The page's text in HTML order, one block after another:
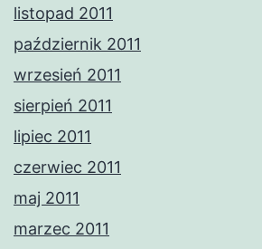
listopad 2011
październik 2011
wrzesień 2011
sierpień 2011
lipiec 2011
czerwiec 2011
maj 2011
marzec 2011